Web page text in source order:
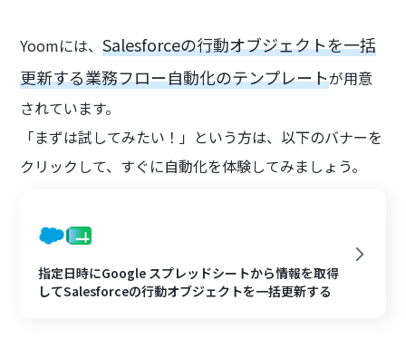
Yoomには、Salesforceの行動オブジェクトを一括
更新する業務フロー自動化のテンプレートが用意
されています。
「まずは試してみたい！」という方は、以下のバナーを
クリックして、すぐに自動化を体験してみましょう。
指定日時にGoogle スプレッドシートから情報を取得
してSalesforceの行動オブジェクトを一括更新する